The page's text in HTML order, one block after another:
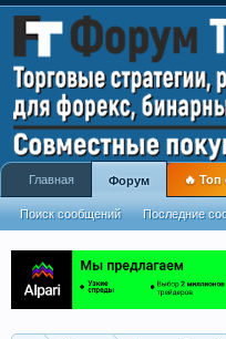
Главная Форум
Поиск сообщений Последние
🔥 Топ